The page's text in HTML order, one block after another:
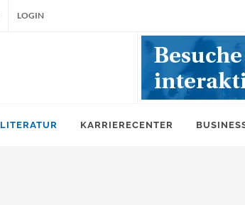
LOGIN
LITERATUR KARRIERECENTER